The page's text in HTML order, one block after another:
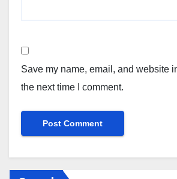
Save my name, email, and website
the next time I comment.